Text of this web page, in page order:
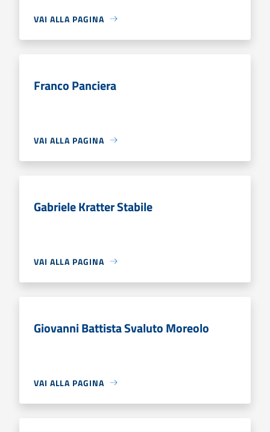
VAI ALLA PAGINA
Franco Panciera
VAI ALLA PAGINA
Gabriele Kratter Stabile
VAI ALLA PAGINA
Giovanni Battista Svaluto Moreolo
VAI ALLA PAGINA